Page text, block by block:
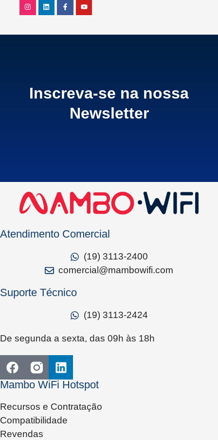
Inscreva-se na nossa
Newsletter
Atendimento Comercial
(19) 3113-2400
comercial@mambowifi.com
Suporte Técnico
(19) 3113-2424
De segunda a sexta, das 09h às 18h
Mambo WiFi Hotspot
Recursos e Contratação
Compatibilidade
Revendas